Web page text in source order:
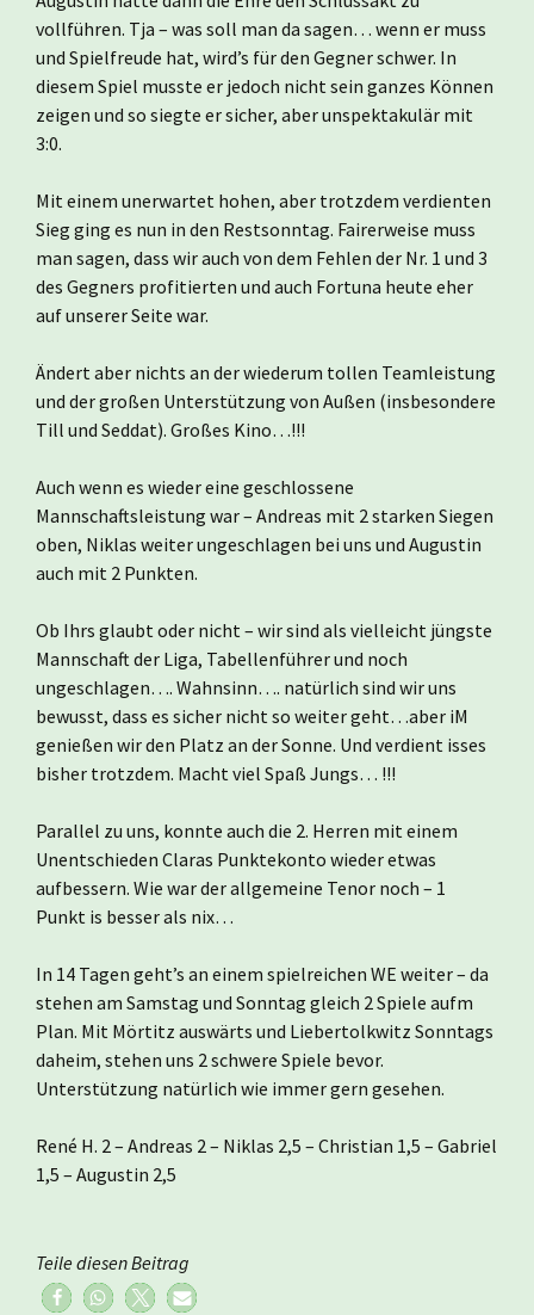
vollführen. Tja – was soll man da sagen… wenn er muss
und Spielfreude hat, wird’s für den Gegner schwer. In
diesem Spiel musste er jedoch nicht sein ganzes Können
zeigen und so siegte er sicher, aber unspektakulär mit
3:0.
Mit einem unerwartet hohen, aber trotzdem verdienten
Sieg ging es nun in den Restsonntag. Fairerweise muss
man sagen, dass wir auch von dem Fehlen der Nr. 1 und 3
des Gegners profitierten und auch Fortuna heute eher
auf unserer Seite war.
Ändert aber nichts an der wiederum tollen Teamleistung
und der großen Unterstützung von Außen (insbesondere
Till und Seddat). Großes Kino…!!!
Auch wenn es wieder eine geschlossene
Mannschaftsleistung war – Andreas mit 2 starken Siegen
oben, Niklas weiter ungeschlagen bei uns und Augustin
auch mit 2 Punkten.
Ob Ihrs glaubt oder nicht – wir sind als vielleicht jüngste
Mannschaft der Liga, Tabellenführer und noch
ungeschlagen…. Wahnsinn…. natürlich sind wir uns
bewusst, dass es sicher nicht so weiter geht…aber iM
genießen wir den Platz an der Sonne. Und verdient isses
bisher trotzdem. Macht viel Spaß Jungs… !!!
Parallel zu uns, konnte auch die 2. Herren mit einem
Unentschieden Claras Punktekonto wieder etwas
aufbessern. Wie war der allgemeine Tenor noch – 1
Punkt is besser als nix…
In 14 Tagen geht’s an einem spielreichen WE weiter – da
stehen am Samstag und Sonntag gleich 2 Spiele aufm
Plan. Mit Mörtitz auswärts und Liebertolkwitz Sonntags
daheim, stehen uns 2 schwere Spiele bevor.
Unterstützung natürlich wie immer gern gesehen.
René H. 2 – Andreas 2 – Niklas 2,5 – Christian 1,5 – Gabriel
1,5 – Augustin 2,5
Teile diesen Beitrag